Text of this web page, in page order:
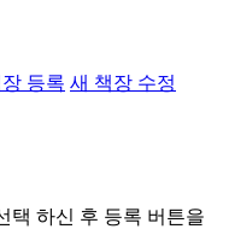
등록 새 책장 수정
택 하신 후 등록 버튼을